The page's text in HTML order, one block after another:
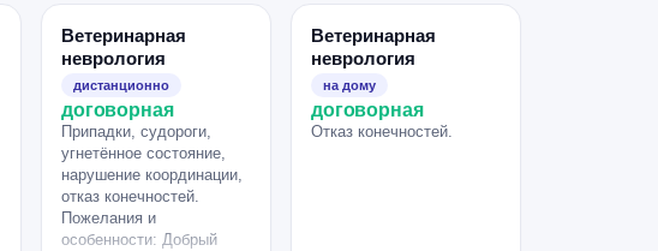
Ветеринарная
неврология
дистанционно
договорная
Припадки, судороги,
угнетённое состояние,
нарушение координации,
отказ конечностей.
Пожелания и
особенности: Добрый
Ветеринарная
неврология
на дому
договорная
Отказ конечностей.